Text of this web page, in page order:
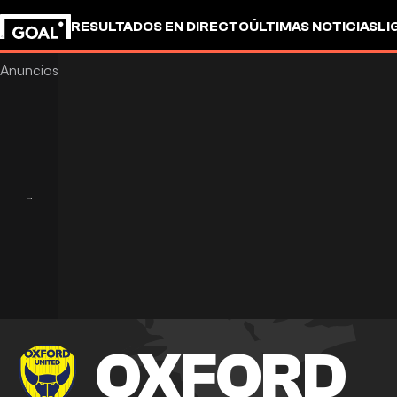
RESULTADOS EN DIRECTOÚLTIMAS NOTICIAS
OXFORD